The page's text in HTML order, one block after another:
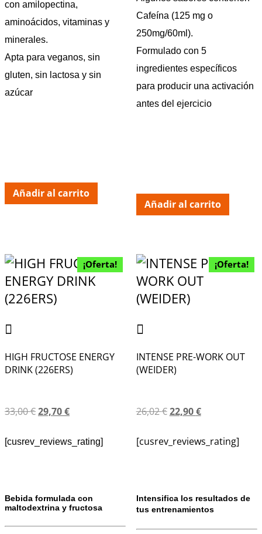
con amilopectina,
aminoácidos, vitaminas y
minerales.
Apta para veganos, sin
gluten, sin lactosa y sin
azúcar
Añadir al carrito
Cafeína (125 mg o
250mg/60ml).
Formulado con 5
ingredientes específicos
para producir una activación
antes del ejercicio
Añadir al carrito
¡Oferta!
HIGH FRUCTOSE ENERGY
DRINK (226ERS)
33,00€29,70€
[cusrev_reviews_rating]
Bebida formulada con
maltodextrina y fructosa
¡Oferta!
INTENSE PRE-WORK OUT
(WEIDER)
26,02€22,90€
[cusrev_reviews_rating]
Intensifica los resultados de
tus entrenamientos